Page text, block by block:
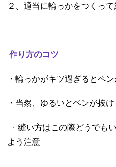
２、適当に輪っかをつくっ
作り方のコツ
・輪っかがキツ過ぎるとペ
・当然、ゆるいとペンが抜け
・縫い方はこの際どうでも
よう注意